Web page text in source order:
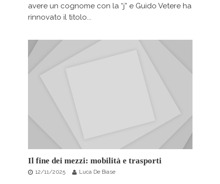
avere un cognome con la “j” e Guido Vetere ha
rinnovato il titolo...
Il fine dei mezzi: mobilità e trasporti
12/11/2025 Luca De Biase